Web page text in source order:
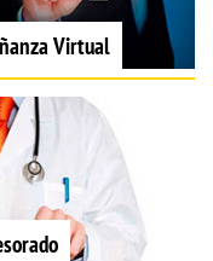
Virtual